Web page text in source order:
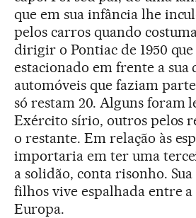
que em sua infância lhe
pelos carros quando
dirigir o Pontiac de 1950
estacionado em frente a sua
automóveis que faziam
só restam 20. Alguns foram
Exército sírio, outros pelos
o restante. Em relação às
importaria em ter uma
a solidão, conta risonho.
filhos vive espalhada entre
Europa.